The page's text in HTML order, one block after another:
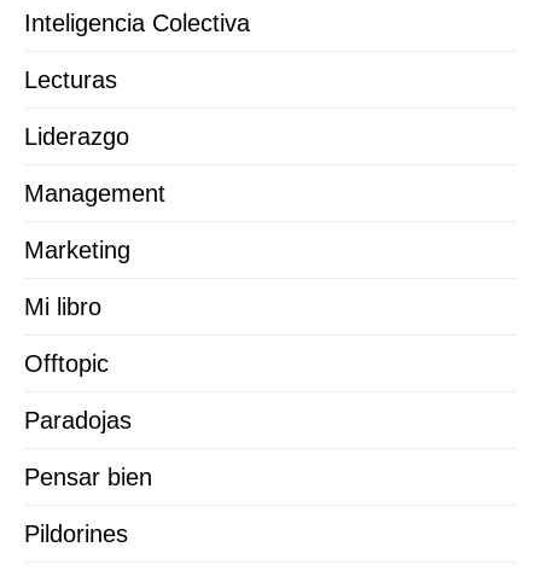
Inteligencia Colectiva
Lecturas
Liderazgo
Management
Marketing
Mi libro
Offtopic
Paradojas
Pensar bien
Pildorines